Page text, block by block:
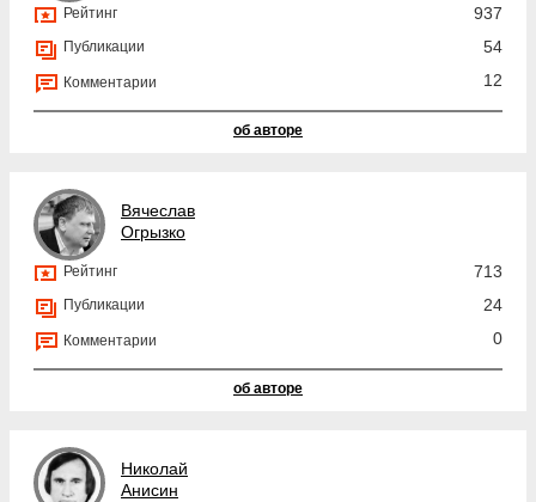
Рейтинг 937
Публикации 54
Комментарии 12
об авторе
Вячеслав
Огрызко
Рейтинг 713
Публикации 24
Комментарии 0
об авторе
Николай
Анисин